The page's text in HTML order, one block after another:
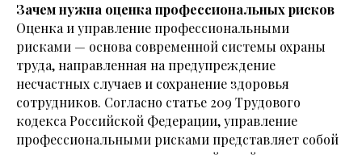
Зачем нужна оценка профессиональных рисков
Оценка и управление профессиональными
рисками — основа современной системы охраны
труда, направленная на предупреждение
несчастных случаев и сохранение здоровья
сотрудников. Согласно статье 209 Трудового
кодекса Российской Федерации, управление
профессиональными рисками представляет собой